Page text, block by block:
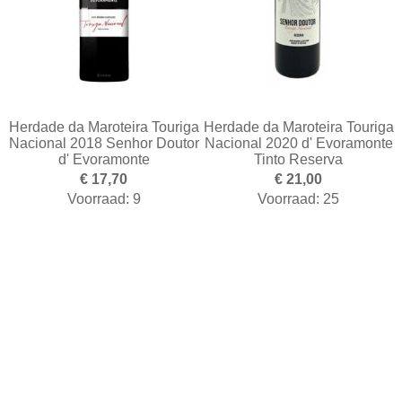
Herdade da Maroteira Touriga
Nacional 2018 Senhor Doutor
d' Evoramonte
€ 17,70
Voorraad: 9
Herdade da Maroteira Touriga
Nacional 2020 d' Evoramonte
Tinto Reserva
€ 21,00
Voorraad: 25